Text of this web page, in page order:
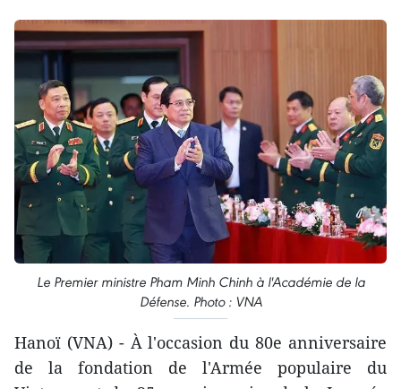
Le Premier ministre Pham Minh Chinh à l'Académie de la
Défense. Photo : VNA
Hanoï (VNA) - À l'occasion du 80e anniversaire
de la fondation de l'Armée populaire du